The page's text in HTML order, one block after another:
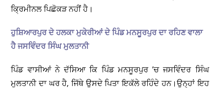
ਕ੍ਰਿਮੀਨਲ ਪਿਛੋਕੜ ਨਹੀਂ ਹੈ।
ਹੁਸ਼ਿਆਰਪੁਰ ਦੇ ਹਲਕਾ ਮੁਕੇਰੀਆਂ ਦੇ ਪਿੰਡ ਮਨਸੂਰਪੁਰ ਦਾ ਰਹਿਣ ਵਾਲਾ
ਹੈ ਜਸਵਿੰਦਰ ਸਿੰਘ ਮੁਲਤਾਨੀ
ਪਿੰਡ ਵਾਸੀਆਂ ਨੇ ਦੱਸਿਆ ਕਿ ਪਿੰਡ ਮਨਸੂਰਪੁਰ ’ਚ ਜਸਵਿੰਦਰ ਸਿੰਘ
ਮੁਲਤਾਨੀ ਦਾ ਘਰ ਹੈ, ਜਿੱਥੇ ਉਸਦੇ ਪਿਤਾ ਇਕੱਲੇ ਰਹਿੰਦੇ ਹਨ।ਉਨ੍ਹਾਂ ਇਹ